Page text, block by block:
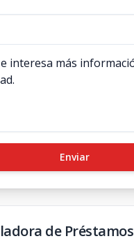
Enviar
de Préstamos